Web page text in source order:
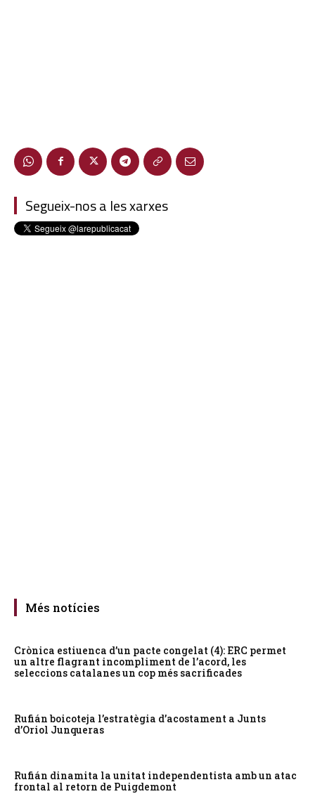
Segueix-nos a les xarxes
Més notícies
Crònica estiuenca d’un pacte congelat (4): ERC permet
un altre flagrant incompliment de l’acord, les
seleccions catalanes un cop més sacrificades
Rufián boicoteja l’estratègia d’acostament a Junts
d’Oriol Junqueras
Rufián dinamita la unitat independentista amb un atac
frontal al retorn de Puigdemont